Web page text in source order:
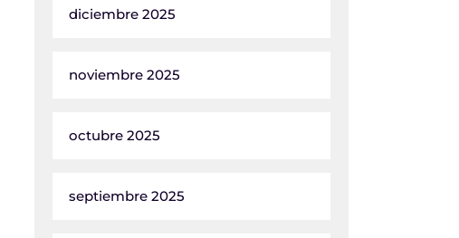
diciembre 2025
noviembre 2025
octubre 2025
septiembre 2025